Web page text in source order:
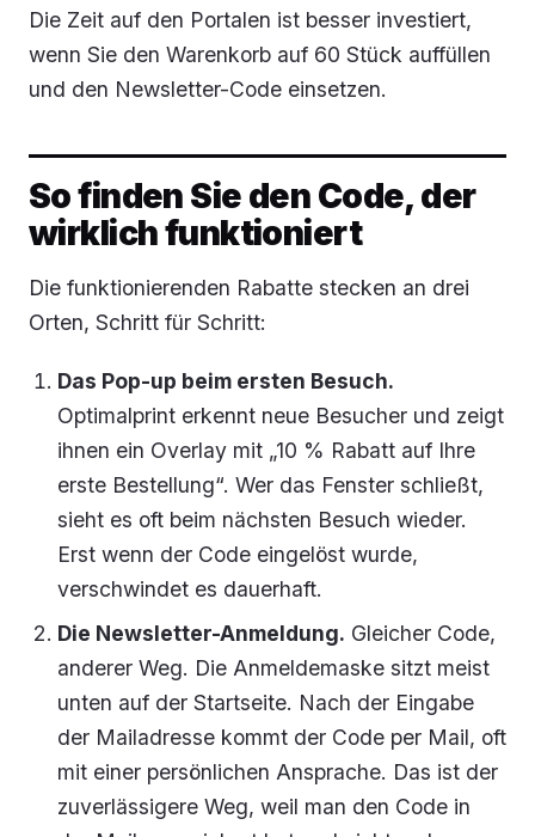
Die Zeit auf den Portalen ist besser investiert,
wenn Sie den Warenkorb auf 60 Stück auffüllen
und den Newsletter-Code einsetzen.
So finden Sie den Code, der
wirklich funktioniert
Die funktionierenden Rabatte stecken an drei
Orten, Schritt für Schritt:
Das Pop-up beim ersten Besuch.
Optimalprint erkennt neue Besucher und zeigt
ihnen ein Overlay mit „10 % Rabatt auf Ihre
erste Bestellung“. Wer das Fenster schließt,
sieht es oft beim nächsten Besuch wieder.
Erst wenn der Code eingelöst wurde,
verschwindet es dauerhaft.
Die Newsletter-Anmeldung. Gleicher Code,
anderer Weg. Die Anmeldemaske sitzt meist
unten auf der Startseite. Nach der Eingabe
der Mailadresse kommt der Code per Mail, oft
mit einer persönlichen Ansprache. Das ist der
zuverlässigere Weg, weil man den Code in